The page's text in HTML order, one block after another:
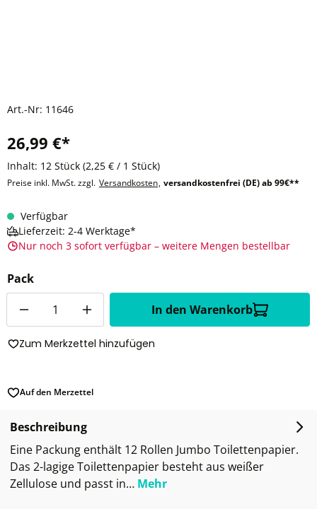
Art.-Nr: 11646
26,99 €*
Inhalt: 12 Stück (2,25 € / 1 Stück)
Preise inkl. MwSt. zzgl. Versandkosten, versandkostenfrei (DE) ab 99€**
Verfügbar
Lieferzeit: 2-4 Werktage*
Nur noch 3 sofort verfügbar – weitere Mengen bestellbar
Pack
In den Warenkorb
Zum Merkzettel hinzufügen
Auf den Merzettel
Beschreibung
Eine Packung enthält 12 Rollen Jumbo Toilettenpapier.
Das 2-lagige Toilettenpapier besteht aus weißer
Zellulose und passt in… Mehr